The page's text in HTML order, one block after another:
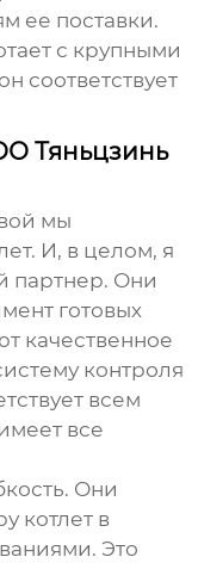
ее поставки.
с крупными
соответствует
Тяньцзинь
мы
И, в целом, я
партнер. Они
готовых
качественное
контроля
всем
все
Они
котлет в
Это